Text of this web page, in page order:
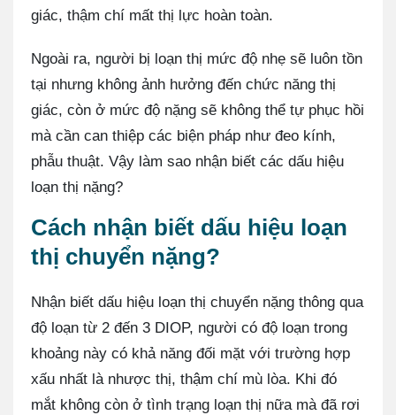
giác, thậm chí mất thị lực hoàn toàn.
Ngoài ra, người bị loạn thị mức độ nhẹ sẽ luôn tồn
tại nhưng không ảnh hưởng đến chức năng thị
giác, còn ở mức độ nặng sẽ không thể tự phục hồi
mà cần can thiệp các biện pháp như đeo kính,
phẫu thuật. Vậy làm sao nhận biết các dấu hiệu
loạn thị nặng?
Cách nhận biết dấu hiệu loạn
thị chuyển nặng?
Nhận biết dấu hiệu loạn thị chuyển nặng thông qua
độ loạn từ 2 đến 3 DIOP, người có độ loạn trong
khoảng này có khả năng đối mặt với trường hợp
xấu nhất là nhược thị, thậm chí mù lòa. Khi đó
mắt không còn ở tình trạng loạn thị nữa mà đã rơi